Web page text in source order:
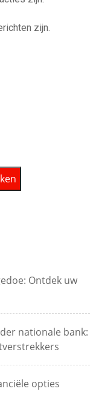
zijn.
Ontdek uw
nationale bank:
opties